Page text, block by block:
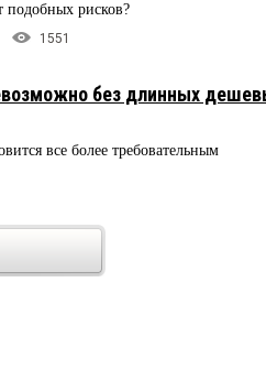
подобных рисков?
1551
без длинных
все более требовательным